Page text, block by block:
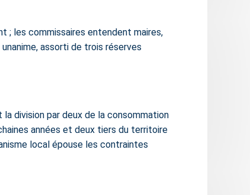
; les commissaires entendent maires,
assorti de trois réserves
la division par deux de la consommation
années et deux tiers du territoire
local épouse les contraintes